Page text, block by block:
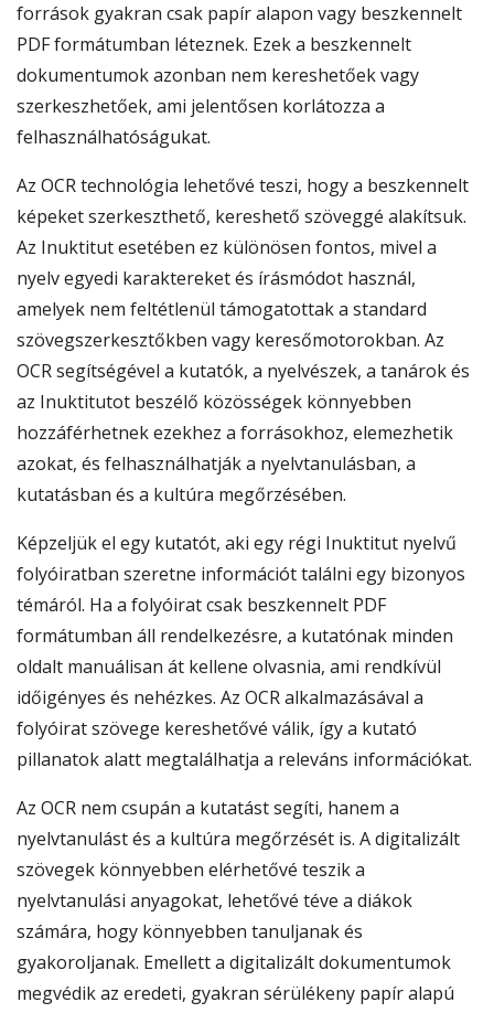
források gyakran csak papír alapon vagy beszkennelt
PDF formátumban léteznek. Ezek a beszkennelt
dokumentumok azonban nem kereshetőek vagy
szerkeszhetőek, ami jelentősen korlátozza a
felhasználhatóságukat.
Az OCR technológia lehetővé teszi, hogy a beszkennelt
képeket szerkeszthető, kereshető szöveggé alakítsuk.
Az Inuktitut esetében ez különösen fontos, mivel a
nyelv egyedi karaktereket és írásmódot használ,
amelyek nem feltétlenül támogatottak a standard
szövegszerkesztőkben vagy keresőmotorokban. Az
OCR segítségével a kutatók, a nyelvészek, a tanárok és
az Inuktitutot beszélő közösségek könnyebben
hozzáférhetnek ezekhez a forrásokhoz, elemezhetik
azokat, és felhasználhatják a nyelvtanulásban, a
kutatásban és a kultúra megőrzésében.
Képzeljük el egy kutatót, aki egy régi Inuktitut nyelvű
folyóiratban szeretne információt találni egy bizonyos
témáról. Ha a folyóirat csak beszkennelt PDF
formátumban áll rendelkezésre, a kutatónak minden
oldalt manuálisan át kellene olvasnia, ami rendkívül
időigényes és nehézkes. Az OCR alkalmazásával a
folyóirat szövege kereshetővé válik, így a kutató
pillanatok alatt megtalálhatja a releváns információkat.
Az OCR nem csupán a kutatást segíti, hanem a
nyelvtanulást és a kultúra megőrzését is. A digitalizált
szövegek könnyebben elérhetővé teszik a
nyelvtanulási anyagokat, lehetővé téve a diákok
számára, hogy könnyebben tanuljanak és
gyakoroljanak. Emellett a digitalizált dokumentumok
megvédik az eredeti, gyakran sérülékeny papír alapú